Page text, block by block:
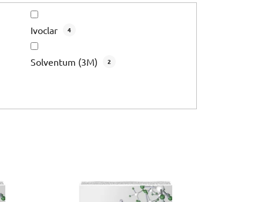
Ivoclar 4
Solventum (3M) 2